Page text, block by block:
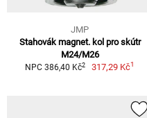
JMP
Stahovák magnet. kol pro skútr
M24/M26
NPC 386,40 Kč2 317,29 Kč1